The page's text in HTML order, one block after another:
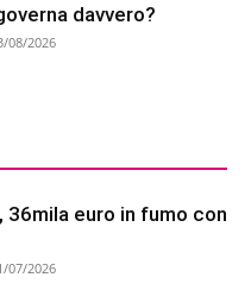
davvero?
08/2026
euro in fumo con
07/2026